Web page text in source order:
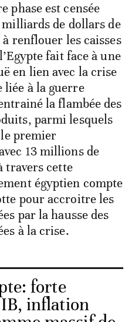
phase est censée
de dollars de
renflouer les caisses
fait face à une
en lien avec la crise
liée à la guerre
la flambée des
parmi lesquels
premier
13 millions de
travers cette
égyptien compte
pour accroitre les
par la hausse des
à la crise.
forte
inflation